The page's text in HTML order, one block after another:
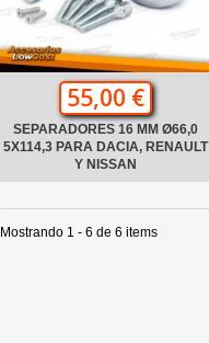
55,00 €
SEPARADORES 16 MM Ø66,0
5X114,3 PARA DACIA, RENAULT
Y NISSAN
Mostrando 1 - 6 de 6 items